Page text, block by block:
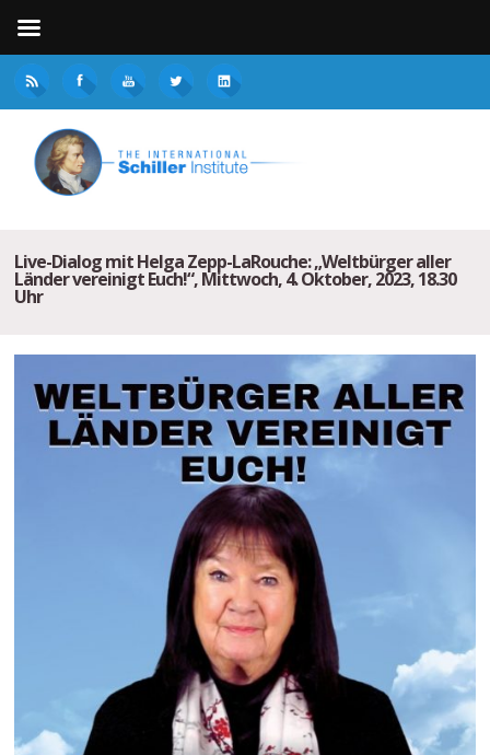
Live-Dialog mit Helga Zepp-LaRouche: „Weltbürger aller
Länder vereinigt Euch!“, Mittwoch, 4. Oktober, 2023, 18.30
Uhr